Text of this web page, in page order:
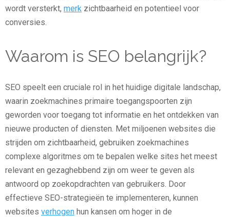
wordt versterkt, merk zichtbaarheid en potentieel voor
conversies.
Waarom is SEO belangrijk?
SEO speelt een cruciale rol in het huidige digitale landschap,
waarin zoekmachines primaire toegangspoorten zijn
geworden voor toegang tot informatie en het ontdekken van
nieuwe producten of diensten. Met miljoenen websites die
strijden om zichtbaarheid, gebruiken zoekmachines
complexe algoritmes om te bepalen welke sites het meest
relevant en gezaghebbend zijn om weer te geven als
antwoord op zoekopdrachten van gebruikers. Door
effectieve SEO-strategieën te implementeren, kunnen
websites verhogen hun kansen om hoger in de